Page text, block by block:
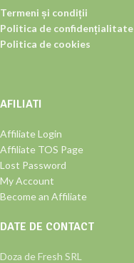
Termeni și condiții
Politica de confidențialitate
Politica de cookies
AFILIATI
Affiliate Login
Affiliate TOS Page
Lost Password
My Account
Become an Affiliate
DATE DE CONTACT
Doza de Fresh SRL